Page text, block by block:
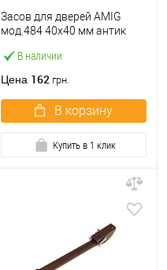
В наличии
Засов для дверей AMIG
мод.484 40х40 мм антик
Цена 162 грн.
В корзину
Купить в 1 клик